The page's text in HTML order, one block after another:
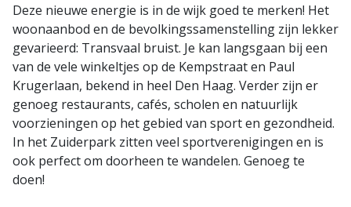
Deze nieuwe energie is in de wijk goed te merken! Het
woonaanbod en de bevolkingssamenstelling zijn lekker
gevarieerd: Transvaal bruist. Je kan langsgaan bij een
van de vele winkeltjes op de Kempstraat en Paul
Krugerlaan, bekend in heel Den Haag. Verder zijn er
genoeg restaurants, cafés, scholen en natuurlijk
voorzieningen op het gebied van sport en gezondheid.
In het Zuiderpark zitten veel sportverenigingen en is
ook perfect om doorheen te wandelen. Genoeg te
doen!